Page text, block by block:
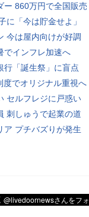
ー 860万円で全国販売
に「今は貯金せよ」
今は屋内向けが好調
でインフレ加速へ
行「誕生祭」に盲点
度でオリジナル重視へ
セルフレジに戸惑い
刺しゅうで起業の道
ア プチバズりが発生